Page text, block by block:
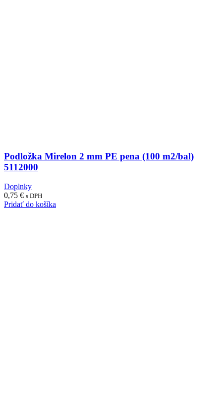
Podložka Mirelon 2 mm PE pena (100 m2/bal)
5112000
Doplnky
0,75 € s DPH
Pridať do košíka